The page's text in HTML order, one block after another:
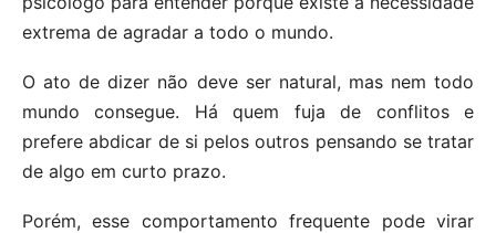
extrema de agradar a todo o mundo.
O ato de dizer não deve ser natural, mas nem todo
mundo consegue. Há quem fuja de conflitos e
prefere abdicar de si pelos outros pensando se tratar
de algo em curto prazo.
Porém, esse comportamento frequente pode virar